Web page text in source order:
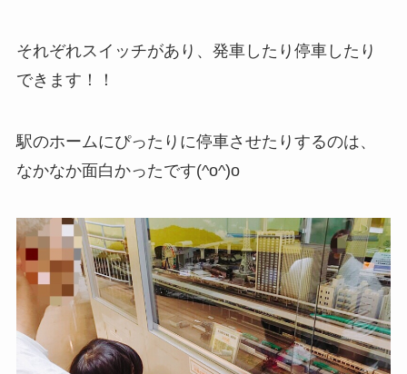
それぞれスイッチがあり、発車したり停車したり
できます！！
駅のホームにぴったりに停車させたりするのは、
なかなか面白かったです(^o^)o